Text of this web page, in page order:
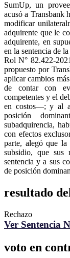
SumUp, un
acusó a Transbank
modificar
adquirente que le
adquirente, en
en la sentencia de
Rol N° 82.422-
propuesto por
aplicar cambios
de contar con
competentes y el
en costos—; y al
posición
subadquirencia,
con efectos
parte, alegó que la
subsidio, que sus
sentencia y a sus
de posición
resultado
Rechazo
Ver Sentencia
voto en